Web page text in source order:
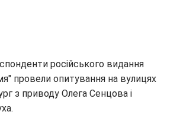
російського видання
провели опитування на вулицях
з приводу Олега Сенцова і